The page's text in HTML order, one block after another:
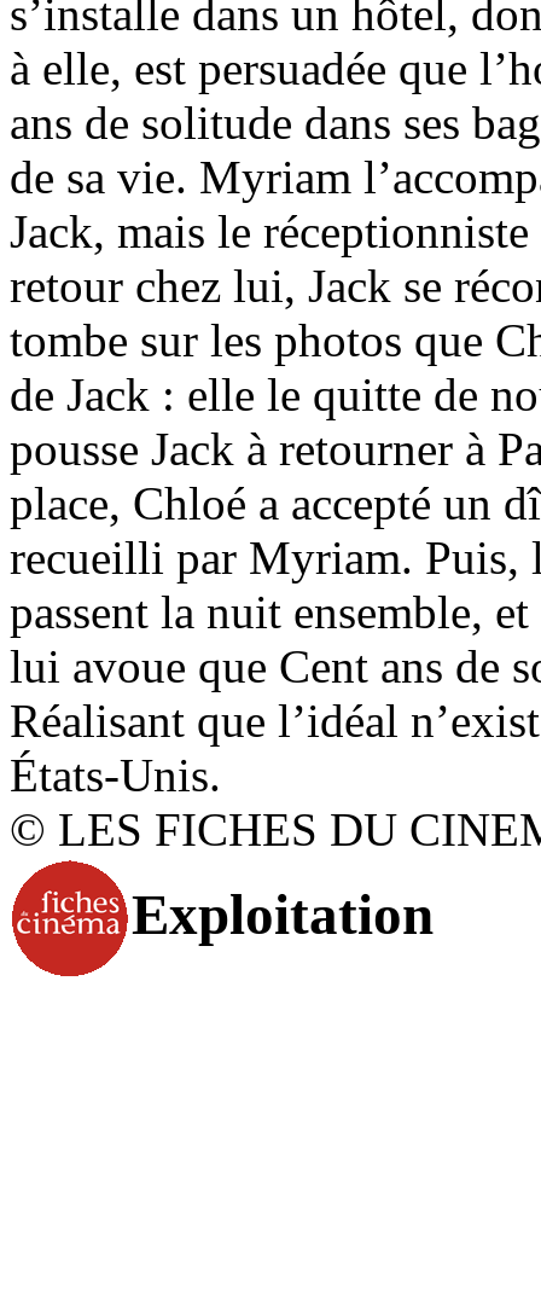
s’installe dans un hôtel,
à elle, est persuadée que
ans de solitude dans ses
de sa vie. Myriam
Jack, mais le
retour chez lui, Jack se
tombe sur les photos que
de Jack : elle le quitte de
pousse Jack à retourner à
place, Chloé a accepté un
recueilli par Myriam. Puis,
passent la nuit ensemble,
lui avoue que Cent ans de
Réalisant que l’idéal
États-Unis.
© LES FICHES DU
Exploitation